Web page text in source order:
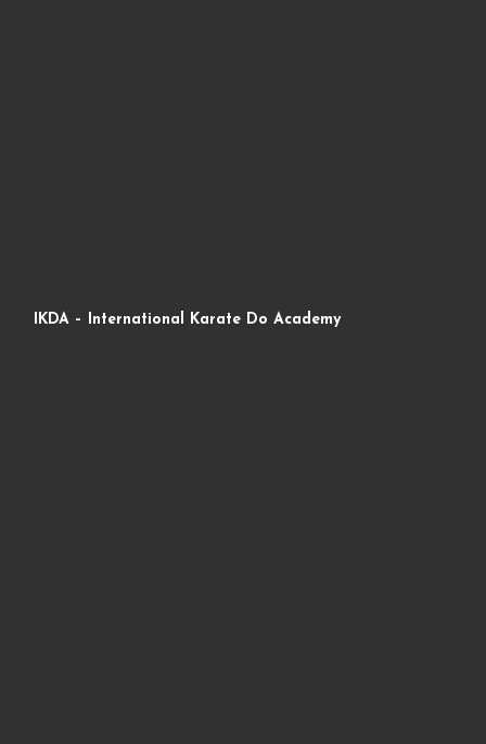
IKDA – International Karate Do Academy